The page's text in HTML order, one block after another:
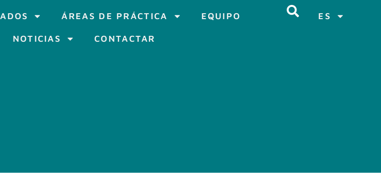
ÁREAS DE PRÁCTICA EQUIPO
NOTICIAS CONTACTAR
ES